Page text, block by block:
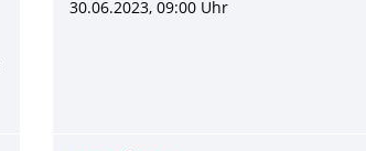
30.06.2023, 09:00 Uhr